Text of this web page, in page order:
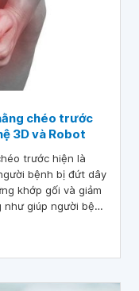
chéo trước
3D và Robot
trước hiện là
bệnh bị đứt dây
khớp gối và giảm
giúp người bệnh